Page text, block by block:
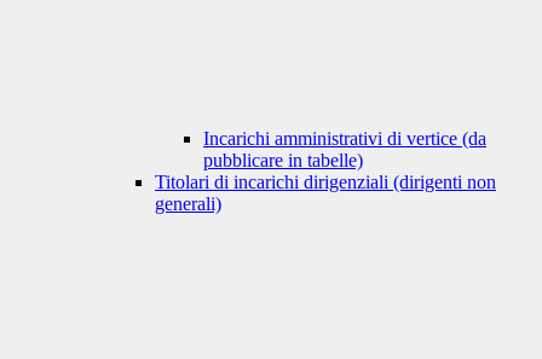
Incarichi amministrativi di vertice (da
pubblicare in tabelle)
Titolari di incarichi dirigenziali (dirigenti non
generali)